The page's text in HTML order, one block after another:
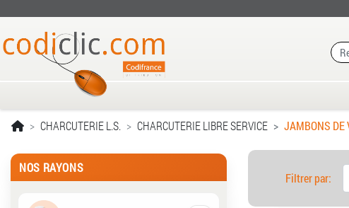
CHARCUTERIE L.S. CHARCUTERIE LIBRE SERVICE JAMBONS DE
NOS RAYONS
Filtrer par: